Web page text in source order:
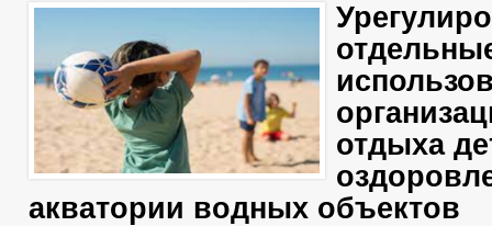
отдыха
акватории водных объектов